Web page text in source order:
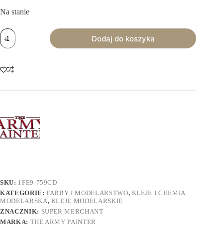
Na stanie
ilość
The
Army
Super
Glue
Dodaj do koszyka
SKU: 1FE9-759CD
KATEGORIE:FARBY I MODELARSTWO, KLEJE I CHEMIA
MODELARSKA, KLEJE MODELARSKIE
ZNACZNIK: SUPER MERCHANT
MARKA: THE ARMY PAINTER